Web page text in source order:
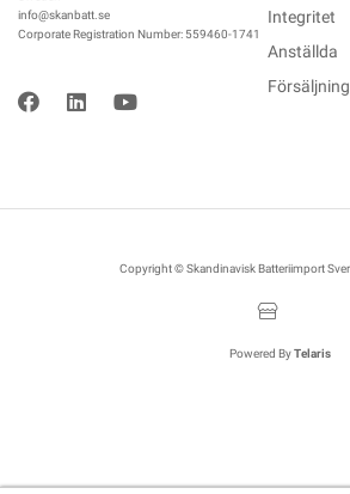
info@skanbatt.se
Corporate Registration Number: 559460-1741
Integritet
Anställda
Copyright © Skandinavisk Batteriimport
Powered ByTelaris